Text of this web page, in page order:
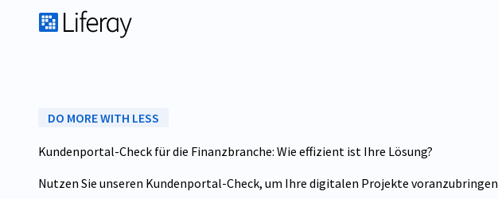
DO MORE WITH LESS
Kundenportal-Check für die Finanzbranche: Wie effizient ist Ihre Lösung?
Nutzen Sie unseren Kundenportal-Check, um Ihre digitalen Projekte voranzubringen